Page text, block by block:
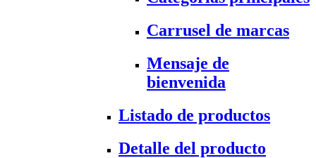
Carrusel de marcas
Mensaje de
bienvenida
Listado de productos
Detalle del producto